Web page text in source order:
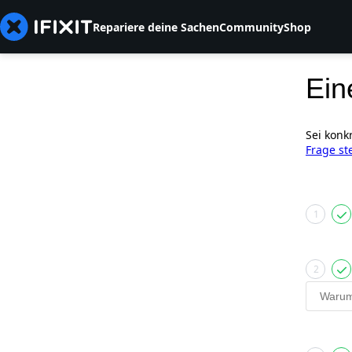
Repariere deine SachenCommunityShop
Sei
Frage
1
2